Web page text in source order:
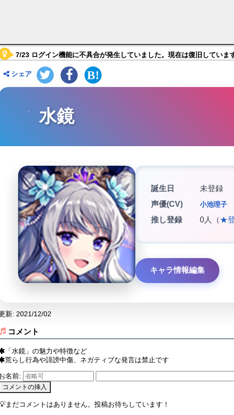
乱の萌姫たち?】キャラ紹介
7/23 ログイン機能に不具合が発生していました。現在は復旧していま
シェア
水鏡
誕生日
未登録
声優(CV)
小池理子
推し登録 0人（★
キャラ情報編集
新: 2021/12/02
コメント
「水鏡」の魅力や特徴など
荒らし行為や誹謗中傷、ネガティブな発言は禁止です
名前:
まだコメントはありません。投稿お待ちしています！